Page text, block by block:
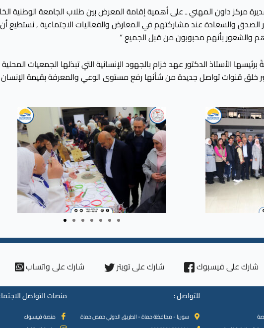
مركز داون المهني ـ على أهمية إقامة المعرض بين طلاب الجامعة الوطنية
والسعادة عند مشاركتهم في المعارض والفعاليات الاجتماعية , نستطيع أن
والشعور بأنهم محبوبون من قبل الجميع “
برئيسها الأستاذ الدكتور عهد خزام بالجهود الإنسانية التي تبذلها الجمعيات
خلق قنوات تواصل جديدة من شأنها رفع مستوى الوعي والمعرفة بقيمة الإنسان
شارك على فيسبوك شارك على تويتر شارك على واتساب
للتواصل :
سوريا - محافظة حماة - الطريق الدولي حمص حماة
منصات التواصل
منصة فيسبوك